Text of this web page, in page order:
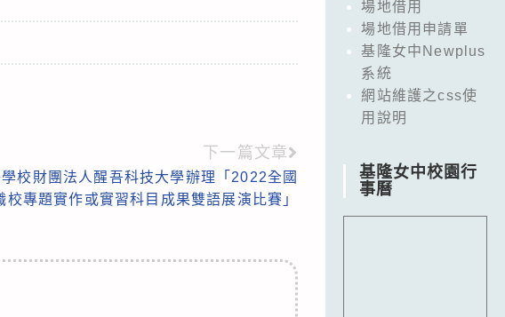
下一篇文章
校財團法人醒吾科技大學辦理「2022全國
校專題實作或實習科目成果雙語展演比賽」
場地借用
場地借用申請單
基隆女中Newplus
系統
網站維護之css使
用說明
基隆女中校園行
事曆